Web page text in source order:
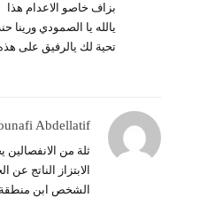
بزاف خاصو الاعدام هذا
يالله يا الصمودي ورينا
تحية لك يالرفيق على
Abdellatif
ثلة من
الابتزاز الناتج
الشخص ابن منطقة